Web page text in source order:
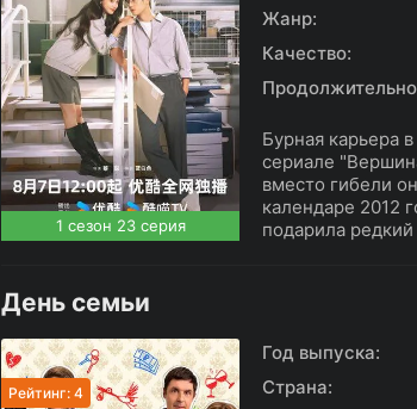
1 сезон 23 серия
Жанр:
Качество:
Бурная карьера
сериале
вместо гибели
календаре 2012
подарила
День семьи
Рейтинг: 4
Год выпуска:
Страна: